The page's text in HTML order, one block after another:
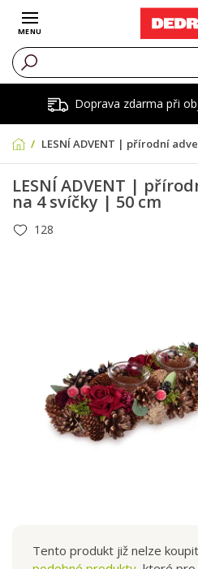
Doprava zdarma při
Otevřít menu
MENU
LESNÍ ADVENT | přírodní
LESNÍ ADVENT |
na 4 svíčky | 50 cm
128
Tento produkt již nelze